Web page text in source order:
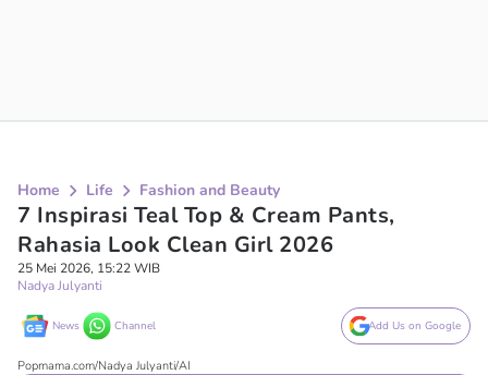
Home Life Fashion and Beauty
7 Inspirasi Teal Top & Cream Pants,
Rahasia Look Clean Girl 2026
25 Mei 2026, 15:22 WIB
Nadya Julyanti
News Channel Add Us on Google
Popmama.com/Nadya Julyanti/AI